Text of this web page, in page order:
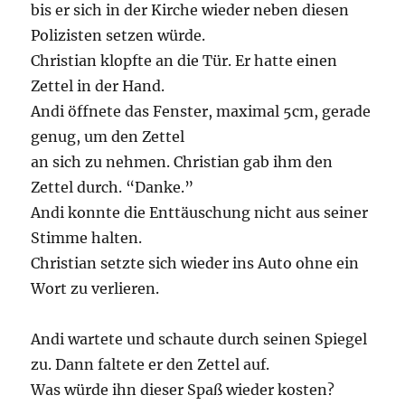
bis er sich in der Kirche wieder neben diesen
Polizisten setzen würde.
Christian klopfte an die Tür. Er hatte einen
Zettel in der Hand.
Andi öffnete das Fenster, maximal 5cm, gerade
genug, um den Zettel
an sich zu nehmen. Christian gab ihm den
Zettel durch. “Danke.”
Andi konnte die Enttäuschung nicht aus seiner
Stimme halten.
Christian setzte sich wieder ins Auto ohne ein
Wort zu verlieren.
Andi wartete und schaute durch seinen Spiegel
zu. Dann faltete er den Zettel auf.
Was würde ihn dieser Spaß wieder kosten?